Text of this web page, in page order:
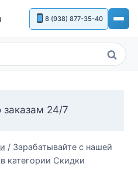
8 (938) 877-35-40
Поиск
заказам 24/7
/ Зарабатывайте с нашей
категории Скидки